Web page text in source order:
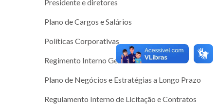
Presidente e diretores
Plano de Cargos e Salários
Políticas Corporativas
Regimento Interno Geral
Plano de Negócios e Estratégias a Longo Prazo
Regulamento Interno de Licitação e Contratos